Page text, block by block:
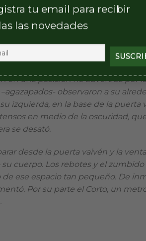
tu email para recibir
las novedades
el centro de la habitación, luego,
lejano de las llamas, que
siluetas dentro de la sala y, un
quedó flotando dentro
que se habían protegido
en una posición no advertida por
observaron a su
izquierda, en la base de la puerta
en medio de la oscuridad,
se desató.
desde la puerta vaivén y la
cuerpo. Los rebotes y el
ese espacio tan pequeño. De
Por su parte el Corto, un